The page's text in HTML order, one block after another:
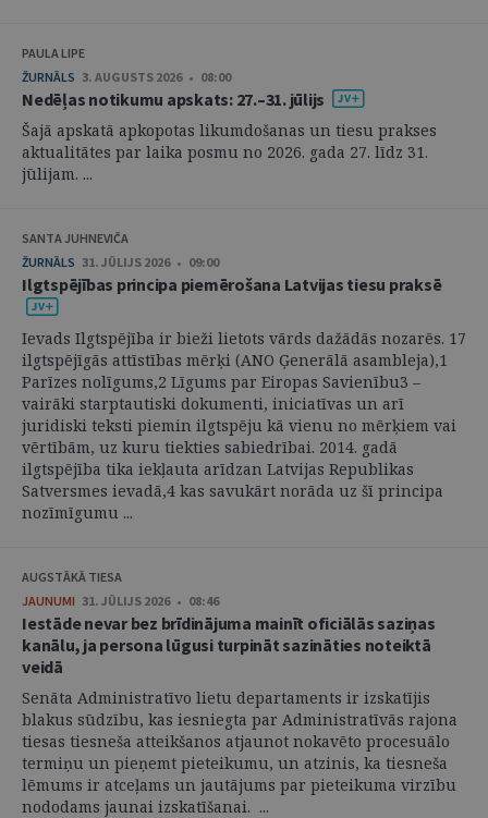
PAULA LIPE
ŽURNĀLS 3. AUGUSTS 2026 • 08:00
Nedēļas notikumu apskats: 27.–31. jūlijs
Šajā apskatā apkopotas likumdošanas un tiesu prakses
aktualitātes par laika posmu no 2026. gada 27. līdz 31.
jūlijam. ...
SANTA JUHNEVIČA
ŽURNĀLS 31. JŪLIJS 2026 • 09:00
Ilgtspējības principa piemērošana Latvijas tiesu praksē
Ievads Ilgtspējība ir bieži lietots vārds dažādās nozarēs. 17
ilgtspējīgās attīstības mērķi (ANO Ģenerālā asambleja),1
Parīzes nolīgums,2 Līgums par Eiropas Savienību3 –
vairāki starptautiski dokumenti, iniciatīvas un arī
juridiski teksti piemin ilgtspēju kā vienu no mērķiem vai
vērtībām, uz kuru tiekties sabiedrībai. 2014. gadā
ilgtspējība tika iekļauta arīdzan Latvijas Republikas
Satversmes ievadā,4 kas savukārt norāda uz šī principa
nozīmīgumu ...
AUGSTĀKĀ TIESA
JAUNUMI 31. JŪLIJS 2026 • 08:46
Iestāde nevar bez brīdinājuma mainīt oficiālās saziņas
kanālu, ja persona lūgusi turpināt sazināties noteiktā
veidā
Senāta Administratīvo lietu departaments ir izskatījis
blakus sūdzību, kas iesniegta par Administratīvās rajona
tiesas tiesneša atteikšanos atjaunot nokavēto procesuālo
termiņu un pieņemt pieteikumu, un atzinis, ka tiesneša
lēmums ir atceļams un jautājums par pieteikuma virzību
nododams jaunai izskatīšanai. ...